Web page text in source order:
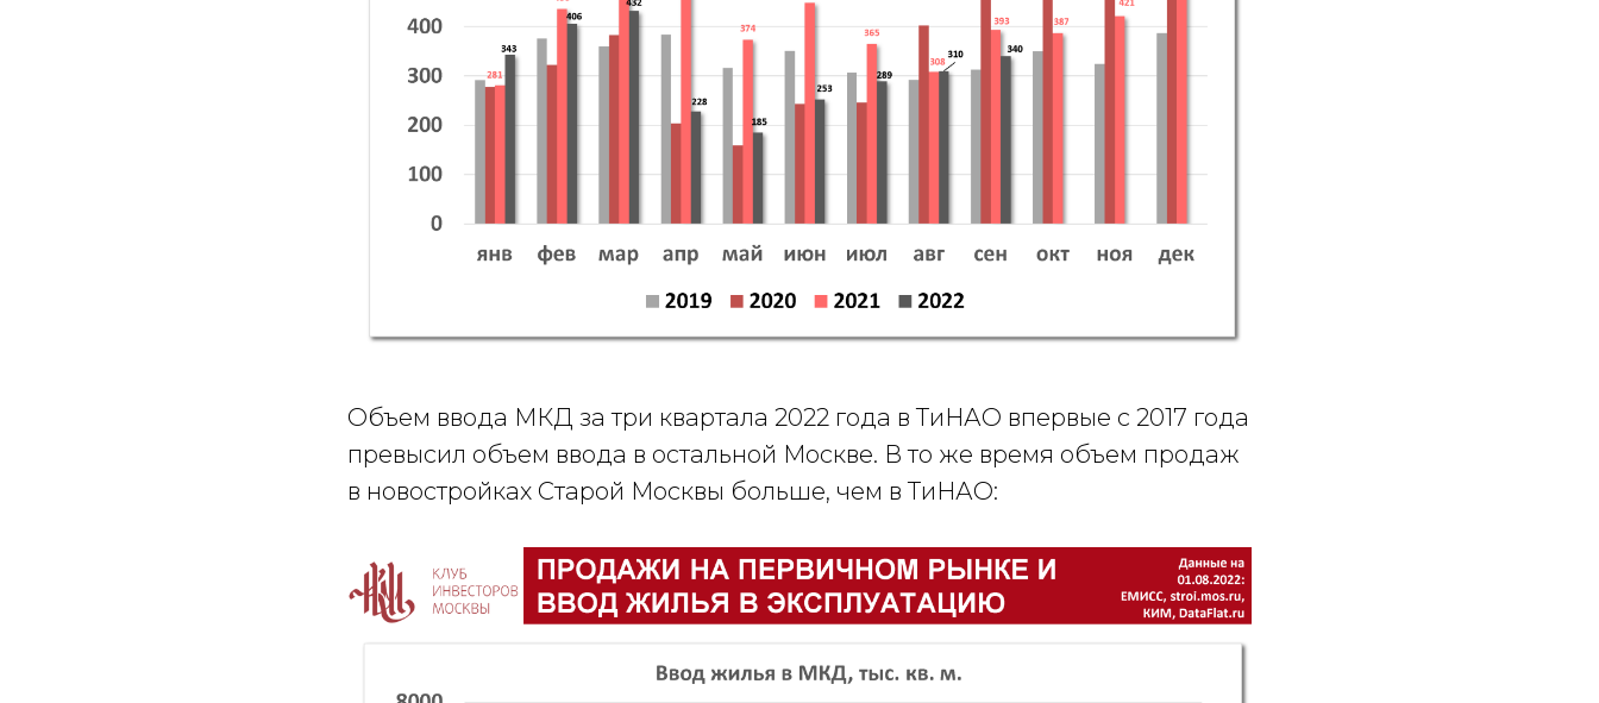
Объем ввода МКД за три квартала 2022 года в ТиНАО впервые с 2017 года
превысил объем ввода в остальной Москве. В то же время объем продаж
в новостройках Старой Москвы больше, чем в ТиНАО: